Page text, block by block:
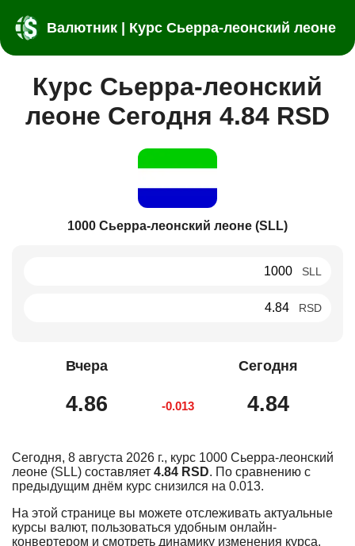
Валютник | Курс Сьерра-леонский леоне
Курс Сьерра-леонский
леоне Сегодня 4.84 RSD
1000 Сьерра-леонский леоне (SLL)
SLL
RSD
Вчера
4.86 -0.013
Сегодня
4.84
Сегодня, 8 августа 2026 г., курс 1000 Сьерра-леонский
леоне (SLL) составляет 4.84 RSD. По сравнению с
предыдущим днём курс снизился на 0.013.
На этой странице вы можете отслеживать актуальные
курсы валют, пользоваться удобным онлайн-
конвертером и смотреть динамику изменения курса.